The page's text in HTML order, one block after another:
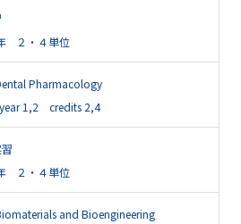
２・４単位
Pharmacology
1,2 credits 2,4
２・４単位
and Bioengineering